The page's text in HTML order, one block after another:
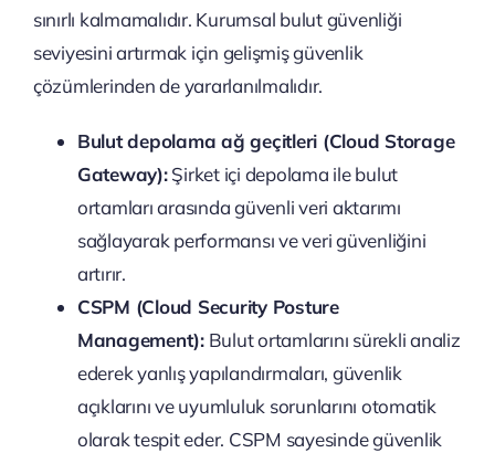
sınırlı kalmamalıdır. Kurumsal bulut güvenliği
seviyesini artırmak için gelişmiş güvenlik
çözümlerinden de yararlanılmalıdır.
Bulut depolama ağ geçitleri (Cloud Storage
Gateway):Şirket içi depolama ile bulut
ortamları arasında güvenli veri aktarımı
sağlayarak performansı ve veri güvenliğini
artırır.
CSPM (Cloud Security Posture
Management):Bulut ortamlarını sürekli analiz
ederek yanlış yapılandırmaları, güvenlik
açıklarını ve uyumluluk sorunlarını otomatik
olarak tespit eder. CSPM sayesinde güvenlik